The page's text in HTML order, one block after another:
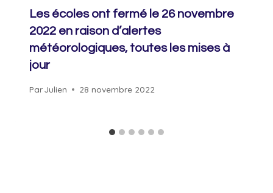
Les écoles ont fermé le 26 novembre
2022 en raison d’alertes
météorologiques, toutes les mises à
jour
ParJulien 28 novembre 2022